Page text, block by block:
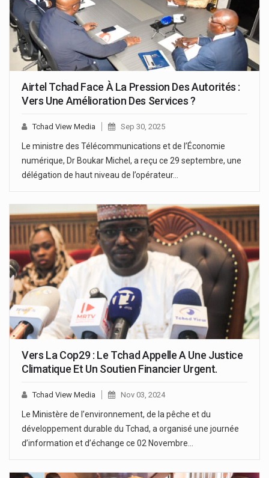
Airtel Tchad Face À La Pression Des Autorités :
Vers Une Amélioration Des Services ?
Tchad View Media Sep 30, 2025
Le ministre des Télécommunications et de l’Économie
numérique, Dr Boukar Michel, a reçu ce 29 septembre, une
délégation de haut niveau de l’opérateur…
Vers La Cop29 : Le Tchad Appelle A Une Justice
Climatique Et Un Soutien Financier Urgent.
Tchad View Media Nov 03, 2024
Le Ministère de l’environnement, de la pêche et du
développement durable du Tchad, a organisé une journée
d’information et d’échange ce 02 Novembre…